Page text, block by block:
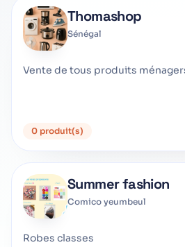
Thomashop
Sénégal
Vente de tous produits
0 produit(s)
Summer fashion
Comico yeumbeul
Robes classes